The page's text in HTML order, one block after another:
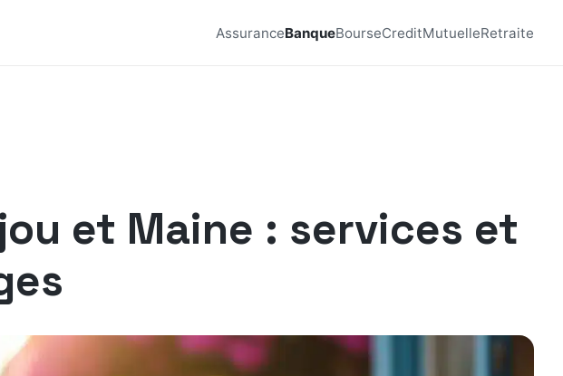
AssuranceBanqueBourseCreditMutuelleRetraite
et Maine : services et